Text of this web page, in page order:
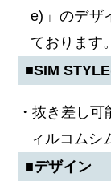
e)」のデザ
ております。
■SIM
・抜き差し
ィルコムシ
■デザイン